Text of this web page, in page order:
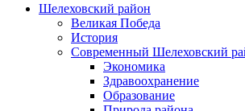
Шелеховский район
Великая Победа
История
Современный Шелеховский
Экономика
Здравоохранение
Образование